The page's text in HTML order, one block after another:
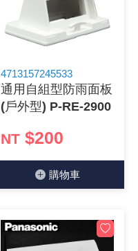
4713157245533
通用自組型防雨面板
(戶外型) P-RE-2900
NT $200
購物⾞